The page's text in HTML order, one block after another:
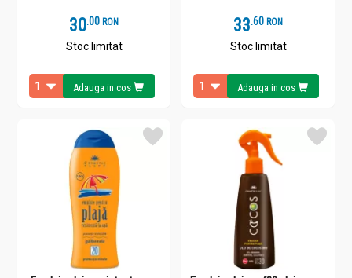
30.0 RON
Stoc limitat
Adauga in cos
33.6 RON
Stoc limitat
Adauga in cos